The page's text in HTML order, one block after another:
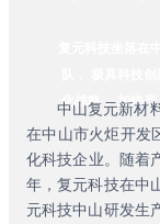
复元科技坐落在
化战略， 加快产
中山复元新材
在中山市火炬开发
化科技企业。随着
年，复元科技在中
元科技中山研发生